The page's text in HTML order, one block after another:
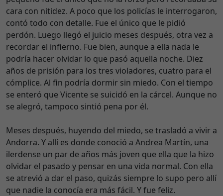
cara con nitidez. A poco que los policías le interrogaron,
contó todo con detalle. Fue el único que le pidió
perdón. Luego llegó el juicio meses después, otra vez a
recordar el infierno. Fue bien, aunque a ella nada le
podría hacer olvidar lo que pasó aquella noche. Diez
años de prisión para los tres violadores, cuatro para el
cómplice. Al fin podría dormir sin miedo. Con el tiempo
se enteró que Vicente se suicidó en la cárcel. Aunque no
se alegró, tampoco sintió pena por él.
Meses después, huyendo del miedo, se trasladó a vivir a
Andorra. Y allí es donde conoció a Andrea Martín, una
ilerdense un par de años más joven que ella que la hizo
olvidar el pasado y pensar en una vida normal. Con ella
se atrevió a dar el paso, quizás siempre lo supo pero allí
que nadie la conocía era más fácil. Y fue feliz.